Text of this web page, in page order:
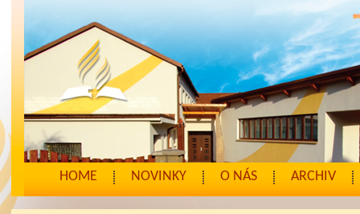
HOME NOVINKY O NÁS ARCHIV